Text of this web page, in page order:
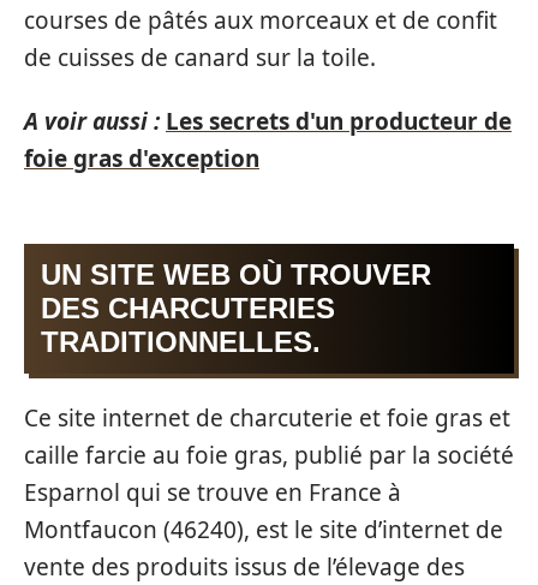
courses de pâtés aux morceaux et de confit
de cuisses de canard sur la toile.
A voir aussi : Les secrets d'un producteur de
foie gras d'exception
UN SITE WEB OÙ TROUVER
DES CHARCUTERIES
TRADITIONNELLES.
Ce site internet de charcuterie et foie gras et
caille farcie au foie gras, publié par la société
Esparnol qui se trouve en France à
Montfaucon (46240), est le site d’internet de
vente des produits issus de l’élevage des